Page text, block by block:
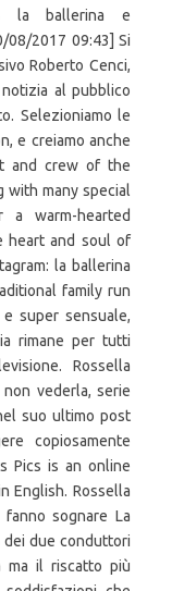
la ballerina e
08/2017 09:43] Si
Roberto Cenci,
al pubblico
Selezioniamo le
e creiamo anche
and crew of the
with many special
warm-hearted
heart and soul of
la ballerina
family run
super sensuale,
rimane per tutti
Rossella
vederla, serie
suo ultimo post
copiosamente
Pics is an online
English. Rossella
sognare La
due conduttori
ma il riscatto più